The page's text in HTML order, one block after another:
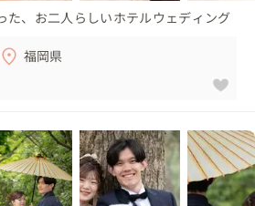
た、お二人らしいホテルウェディング
福岡県